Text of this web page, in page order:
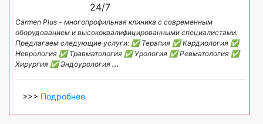
24/7
Carmen Plus - многопрофильная клиника с современным
оборудованием и высококвалифицированными специалистами.
Предлагаем следующие услуги: ✅ Терапия ✅ Кардиология ✅
Неврология ✅ Травматология ✅ Урология ✅ Ревматология ✅
Хирургия ✅ Эндоурология ...
>>> Подробнее